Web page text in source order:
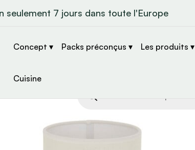
seulement 7 jours dans toute l'Europe
Concept ▾ Packs préconçus ▾ Les produits ▾
Cuisine
de